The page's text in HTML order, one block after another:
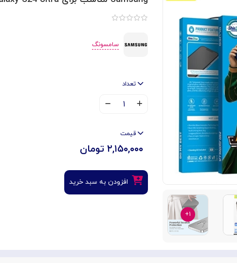
۱+
سامسونگ
تعداد
۱
قیمت
۲,۱۵۰,۰۰۰ تومان
افزودن به سبد خرید